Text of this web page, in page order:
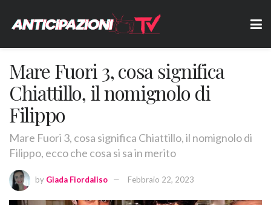
Mare Fuori 3, cosa significa
Chiattillo, il nomignolo di
Filippo
Mare Fuori 3, cosa significa Chiattillo, il nomignolo di
Filippo, ecco che cosa si sa in merito
by Giada Fiordaliso Febbraio 22, 2023